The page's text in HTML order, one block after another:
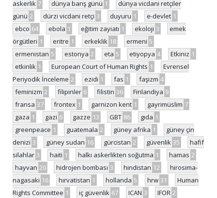
askerlik 7 dünya barış günü 1
dünya vicdani retçiler
günü 2 dürzi vicdani retçi 3 duyuru 1 e-devlet 1
ebco 64 ebola 1 eğitim zayiatı 1 ekoloji 3
emek
örgütleri 1 eritre 1 erkeklik 18 ermeni 5
ermenistan 5 estonya 2 eta 5 etiyopya 4 Etkiniz 1
etkinlik 1 European Court of Human Rights 1
Evrensel
Periyodik İnceleme 2 ezidi 1 fas 1 faşizm 4
feminizm 2 filipinler 6 filistin 36 Finlandiya 9
fransa 37 frontex 1 garnizon kent 1 gayrimüslim 7
gaza 1 gazi 6 gazze 13 GBT 86 gıda 1
greenpeace 1 guatemala 2 güney afrika 1
güney çin
denizi 3 güney sudan 16 gürcistan 2 güvenlik 35
hafif
silahlar 3 haiti 1 halkı askerlikten soğutma 1 hamas 2
hayvan 20 hidrojen bombası 3 hindistan 12
hirosima-
nagasaki 16 hırvatistan 1 hollanda 5 hrw 31
Human
Rights Committee 1 iç güvenlik 67 ICAN 3 IFOR 2